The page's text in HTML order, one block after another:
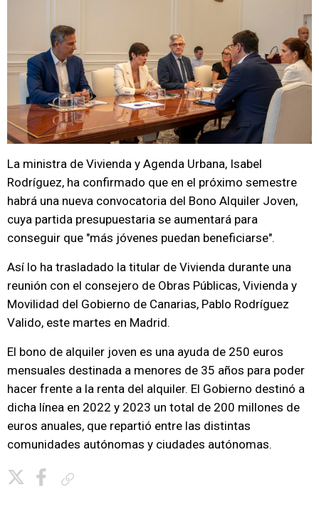
La ministra de Vivienda y Agenda Urbana, Isabel
Rodríguez, ha confirmado que en el próximo semestre
habrá una nueva convocatoria del Bono Alquiler Joven,
cuya partida presupuestaria se aumentará para
conseguir que "más jóvenes puedan beneficiarse".
Así lo ha trasladado la titular de Vivienda durante una
reunión con el consejero de Obras Públicas, Vivienda y
Movilidad del Gobierno de Canarias, Pablo Rodríguez
Valido, este martes en Madrid.
El bono de alquiler joven es una ayuda de 250 euros
mensuales destinada a menores de 35 años para poder
hacer frente a la renta del alquiler. El Gobierno destinó a
dicha línea en 2022 y 2023 un total de 200 millones de
euros anuales, que repartió entre las distintas
comunidades autónomas y ciudades autónomas.